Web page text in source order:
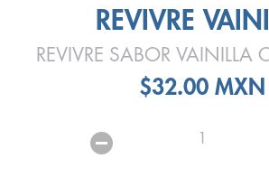
REVIVRE
REVIVRE SABOR
$32.00 MXN
1